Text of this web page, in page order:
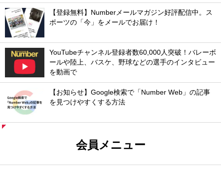
【登録無料】Numberメールマガジン好評配信中。ス
ポーツの「今」をメールでお届け！
YouTubeチャンネル登録者数60,000人突破！バレーボ
ールや陸上、バスケ、野球などの選手のインタビュー
を動画で
【お知らせ】Google検索で「Number Web」の記事
を見つけやすくする方法
会員メニュー